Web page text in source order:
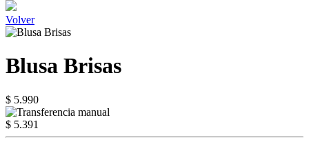
Volver
Blusa Brisas
$ 5.990
$ 5.391